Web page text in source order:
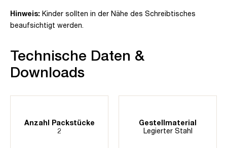
Hinweis: Kinder sollten in der Nähe des Schreibtisches
beaufsichtigt werden.
Technische Daten &
Downloads
Anzahl Packstücke
2
Gestellmaterial
Legierter Stahl